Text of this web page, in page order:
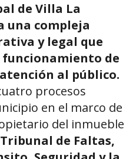
de Villa La
una compleja
y legal que
de
al público.
procesos
en el marco de
del inmueble
de Faltas,